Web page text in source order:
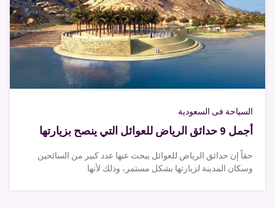
السياحة فى السعودية
أجمل 9 حدائق الرياض للعوائل التي ينصح بزيارتها
حقاً إن حدائق الرياض للعوائل يبحث عنها عدد كبير من السائحين
وسكان المدينة لزيارتها بشكل مستمر، وذلك لأنها